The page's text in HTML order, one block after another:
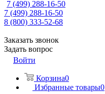
7 (499) 288-16-50
7 (499) 288-16-50
8 (800) 333-52-68
Заказать звонок
Задать вопрос
Войти
Корзина0
Избранные товары0